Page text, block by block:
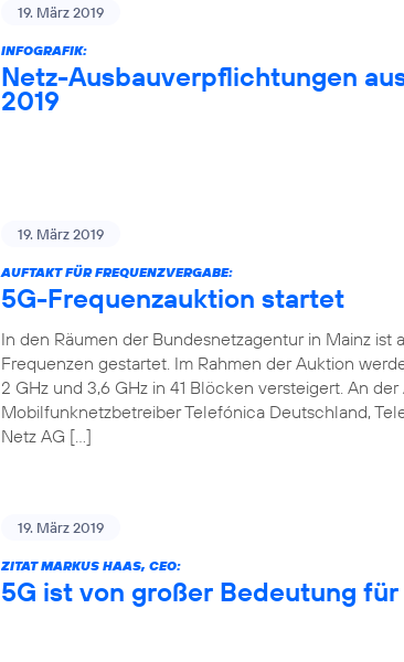
19. März 2019
INFOGRAFIK:
Netz-Ausbauverpflichtungen
2019
19. März 2019
AUFTAKT FÜR FREQUENZVERGABE:
5G-Frequenzauktion startet
In den Räumen der Bundesnetzagentur in Mainz ist
Frequenzen gestartet. Im Rahmen der Auktion
2 GHz und 3,6 GHz in 41 Blöcken versteigert. An
Mobilfunknetzbetreiber Telefónica Deutschland,
Netz AG […]
19. März 2019
ZITAT MARKUS HAAS, CEO:
5G ist von großer Bedeutung